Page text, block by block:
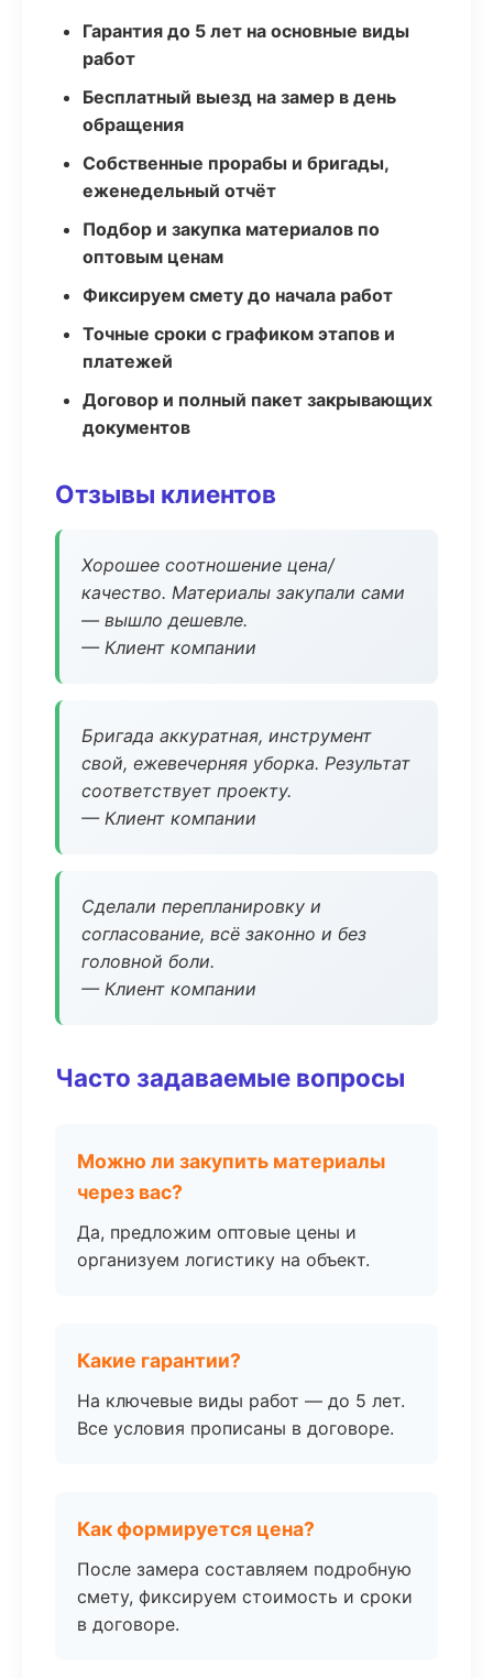
Гарантия до 5 лет на основные виды
работ
Бесплатный выезд на замер в день
обращения
Собственные прорабы и бригады,
еженедельный отчёт
Подбор и закупка материалов по
оптовым ценам
Фиксируем смету до начала работ
Точные сроки с графиком этапов и
платежей
Договор и полный пакет закрывающих
документов
Отзывы клиентов
Хорошее соотношение цена/
качество. Материалы закупали сами
— вышло дешевле.
— Клиент компании
Бригада аккуратная, инструмент
свой, ежевечерняя уборка. Результат
соответствует проекту.
— Клиент компании
Сделали перепланировку и
согласование, всё законно и без
головной боли.
— Клиент компании
Часто задаваемые вопросы
Можно ли закупить материалы
через вас?
Да, предложим оптовые цены и
организуем логистику на объект.
Какие гарантии?
На ключевые виды работ — до 5 лет.
Все условия прописаны в договоре.
Как формируется цена?
После замера составляем подробную
смету, фиксируем стоимость и сроки
в договоре.